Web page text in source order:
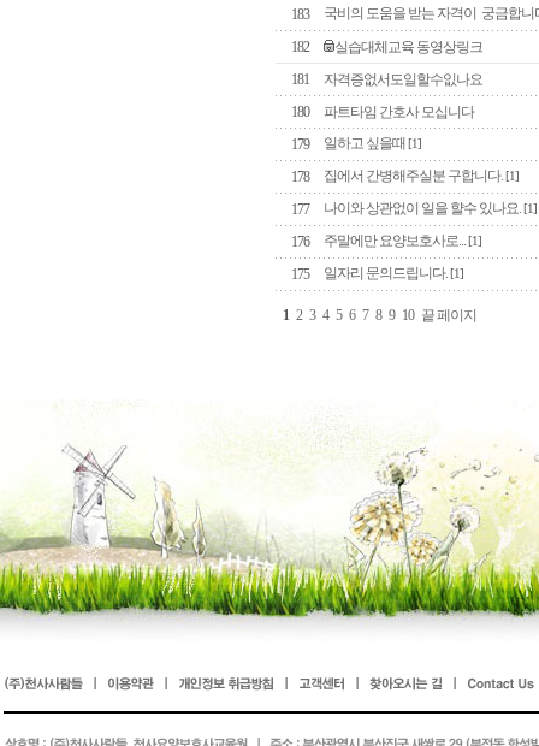
183
국비의 도움을 받는 자격이 궁금합니
182
실습대체교육 동영상링크
181
자격증없서도일할수잆나요
180
파트타임 간호사 모십니다
179
일하고 싶을때 [1]
178 집에서 간병해주실분 구합니다. [1]
177 나이와 상관없이 일을 햘수 있나요. [1]
176 주말에만 요양보호사로... [1]
175 일자리 문의드립니다. [1]
1 2 3 4 5 6 7 8 9 10 끝 페이지